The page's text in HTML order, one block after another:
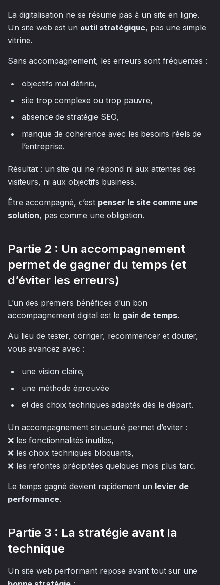
La digitalisation ne se résume pas à un site en ligne.
Un site web est un outil stratégique, pas une simple
vitrine.
Sans accompagnement, les erreurs sont fréquentes :
objectifs mal définis,
site trop complexe ou trop pauvre,
absence de stratégie SEO,
manque de cohérence avec les besoins réels de
l’entreprise.
Résultat : un site qui ne répond ni aux attentes des
visiteurs, ni aux objectifs business.
Être accompagné, c’est penser le site comme une
solution, pas comme une obligation.
Partie 2 : Un accompagnement
permet de gagner du temps (et
d’éviter les erreurs)
L’un des premiers bénéfices d’un bon
accompagnement digital est le gain de temps.
Au lieu de tester, corriger, recommencer et douter,
vous avancez avec :
une vision claire,
une méthode éprouvée,
et des choix techniques adaptés dès le départ.
Un accompagnement structuré permet d’éviter :
❌ les fonctionnalités inutiles,
❌ les choix techniques bloquants,
❌ les refontes précipitées quelques mois plus tard.
Le temps gagné devient rapidement un levier de
performance.
Partie 3 : La stratégie avant la
technique
Un site web performant repose avant tout sur une